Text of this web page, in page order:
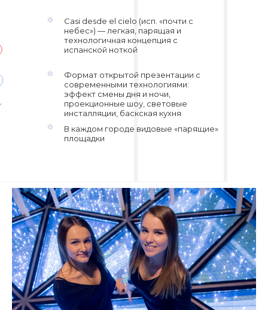
Casi desde el cielo (исп. «почти с
небес») — легкая, парящая и
технологичная концепция с
испанской ноткой
Формат открытой презентации с
современными технологиями:
эффект смены дня и ночи,
проекционные шоу, световые
инсталляции, баскская кухня
В каждом городе видовые «парящие»
площадки